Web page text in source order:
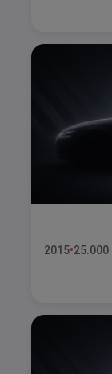
2015 25.000